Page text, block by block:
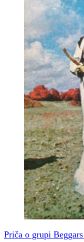
Priča o grupi